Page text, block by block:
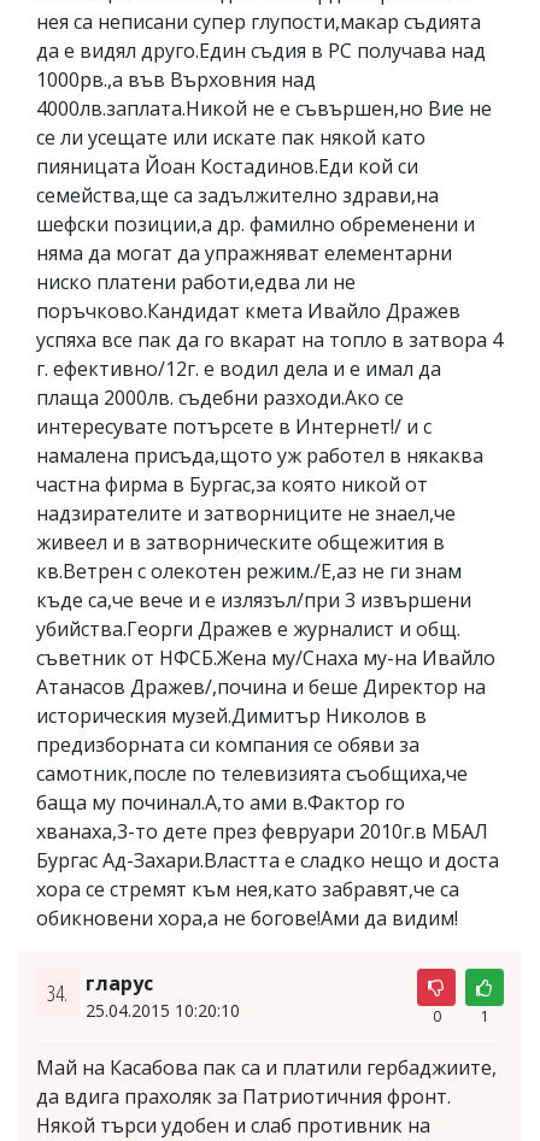
нея са неписани супер глупости,макар съдията
да е видял друго.Един съдия в РС получава над
1000рв.,а във Върховния над
4000лв.заплата.Никой не е съвършен,но Вие не
се ли усещате или искате пак някой като
пияницата Йоан Костадинов.Еди кой си
семейства,ще са задължително здрави,на
шефски позиции,а др. фамилно обременени и
няма да могат да упражняват елементарни
ниско платени работи,едва ли не
поръчково.Кандидат кмета Ивайло Дражев
успяха все пак да го вкарат на топло в затвора 4
г. ефективно/12г. е водил дела и е имал да
плаща 2000лв. съдебни разходи.Ако се
интересувате потърсете в Интернет!/ и с
намалена присъда,щото уж работел в някаква
частна фирма в Бургас,за която никой от
надзирателите и затворниците не знаел,че
живеел и в затворническите общежития в
кв.Ветрен с олекотен режим./Е,аз не ги знам
къде са,че вече и е излязъл/при 3 извършени
убийства.Георги Дражев е журналист и общ.
съветник от НФСБ.Жена му/Снаха му-на Ивайло
Атанасов Дражев/,почина и беше Директор на
историческия музей.Димитър Николов в
предизборната си компания се обяви за
самотник,после по телевизията съобщиха,че
баща му починал.А,то ами в.Фактор го
хванаха,3-то дете през февруари 2010г.в МБАЛ
Бургас Ад-Захари.Властта е сладко нещо и доста
хора се стремят към нея,като забравят,че са
обикновени хора,а не богове!Ами да видим!
34. гларус
25.04.2015 10:20:10 0 1
Май на Касабова пак са и платили гербаджиите,
да вдига прахоляк за Патриотичния фронт.
Някой търси удобен и слаб противник на